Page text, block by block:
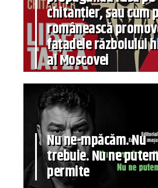
chitanțier, sau cum
românească
fațadele războiului
al Moscovei
Nu ne-mpăcăm. Nu
trebuie. Nu ne putem
permite